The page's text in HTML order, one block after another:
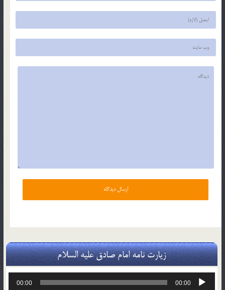
زیارت نامه امام صادق علیه السلام
پخش‌کننده
00:00
00:00